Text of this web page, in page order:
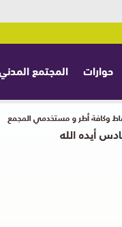
حوارات المجتمع